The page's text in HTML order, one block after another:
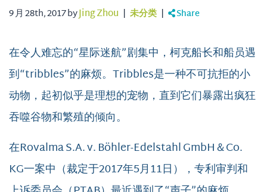
9 月 28th, 2017 byJing Zhou | 未分类 | Share
在令人难忘的“星际迷航”剧集中，柯克船长和船员遇
到“tribbles”的麻烦。Tribbles是一种不可抗拒的小
动物，起初似乎是理想的宠物，直到它们暴露出疯狂
吞噬谷物和繁殖的倾向。
在Rovalma S.A. v. Böhler-Edelstahl GmbH＆Co.
KG一案中（裁定于2017年5月11日），专利审判和